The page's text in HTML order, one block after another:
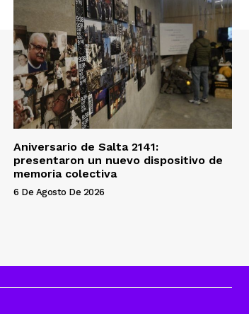
Aniversario de Salta 2141:
presentaron un nuevo dispositivo de
memoria colectiva
6 De Agosto De 2026